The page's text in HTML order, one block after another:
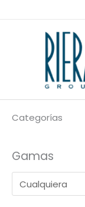
Categorías
Gamas